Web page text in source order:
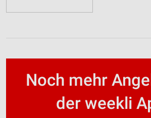
Noch mehr
der weekli